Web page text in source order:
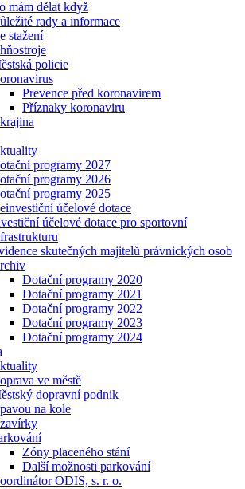
mám dělat když
rady a informace
stažení
policie
Prevence před koronavirem
Příznaky koronaviru
programy 2027
programy 2026
programy 2025
účelové dotace
účelové dotace pro sportovní
skutečných majitelů právnických osob
Dotační programy 2020
Dotační programy 2021
Dotační programy 2022
Dotační programy 2023
Dotační programy 2024
ve městě
dopravní podnik
na kole
Zóny placeného stání
Další možnosti parkování
ODIS, s. r. o.